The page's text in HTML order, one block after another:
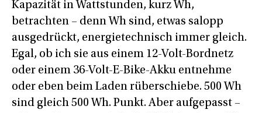
Kapazität in Wattstunden, kurz Wh,
betrachten – denn Wh sind, etwas salopp
ausgedrückt, energietechnisch immer gleich.
Egal, ob ich sie aus einem 12-Volt-Bordnetz
oder einem 36-Volt-E-Bike-Akku entnehme
oder eben beim Laden rüberschiebe. 500 Wh
sind gleich 500 Wh. Punkt. Aber aufgepasst –